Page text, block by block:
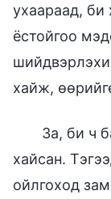
ухаараад, би
ёстойгоо
хайж,
За, би ч
хайсан.
ойлгоход